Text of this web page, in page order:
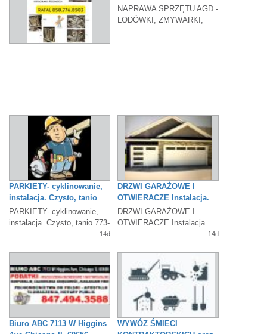
KUCHNIE
NAPRAWA SPRZĘTU AGD -
LODÓWKI, ZMYWARKI,
PARKIETY- cyklinowanie,
instalacja. Czysto, tanio
PARKIETY- cyklinowanie,
instalacja. Czysto, tanio 773-
14d
DRZWI GARAŻOWE I
OTWIERACZE Instalacja.
Naprawa. GWARANCJA
DRZWI GARAŻOWE I
OTWIERACZE Instalacja.
Naprawa. GWARANCJA708-
14d
Biuro ABC 7113 W Higgins
WYWÓZ ŚMIECI